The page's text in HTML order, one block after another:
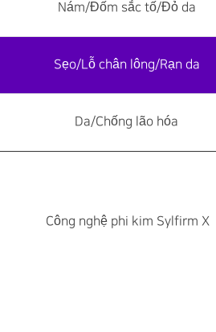
Nám/Đốm sắc tố/Đỏ da
Sẹo/Lỗ chân lông/Rạn da
Da/Chống lão hóa
Công nghệ phi kim Sylfirm X